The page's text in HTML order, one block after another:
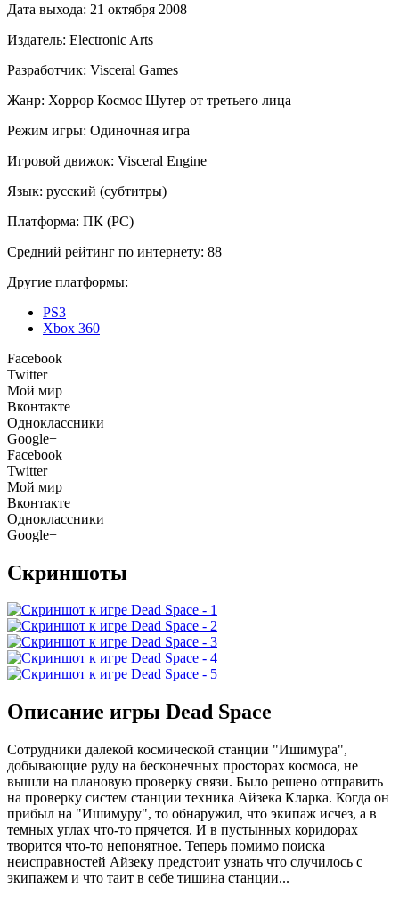
Дата выхода: 21 октября 2008
Издатель: Electronic Arts
Разработчик: Visceral Games
Жанр: Хоррор Космос Шутер от третьего лица
Режим игры: Одиночная игра
Игровой движок: Visceral Engine
Язык: русский (субтитры)
Платформа: ПК (PC)
Средний рейтинг по интернету: 88
Другие платформы:
PS3
Xbox 360
Facebook
Twitter
Мой мир
Вконтакте
Одноклассники
Google+
Facebook
Twitter
Мой мир
Вконтакте
Одноклассники
Google+
Скриншоты
Описание игры Dead Space
Сотрудники далекой коcмической станции "Ишимура",
добывающие руду на бесконечных просторах космоса, не
вышли на плановую проверку связи. Было решено отправить
на проверку систем станции техника Айзека Кларка. Когда он
прибыл на "Ишимуру", то обнаружил, что экипаж исчез, а в
темных углах что-то прячется. И в пустынных коридорах
творится что-то непонятное. Теперь помимо поиска
неисправностей Айзеку предстоит узнать что случилось с
экипажем и что таит в себе тишина станции...